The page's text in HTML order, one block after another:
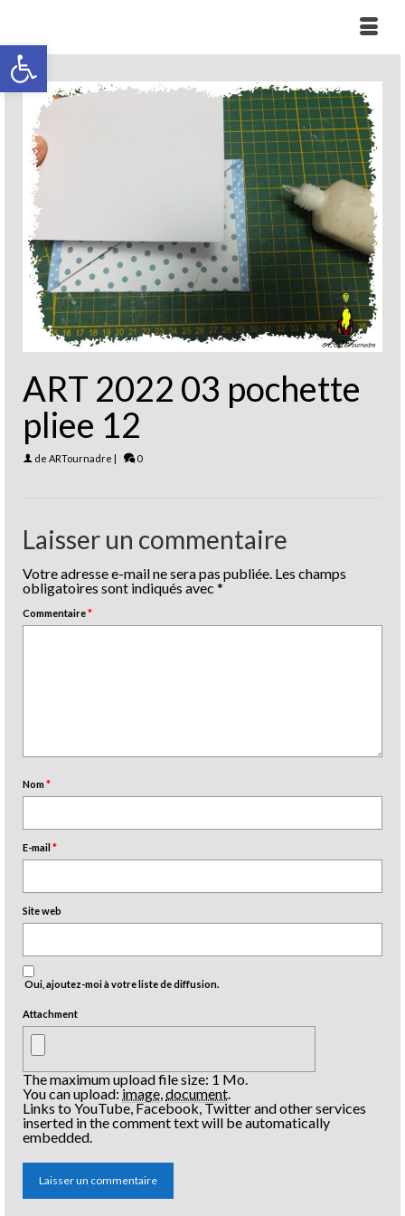
Ouvrir la barre d’outils
ART 2022 03 pochette
pliee 12
de ARTournadre | 0
Laisser un commentaire
Votre adresse e-mail ne sera pas publiée. Les champs
obligatoires sont indiqués avec *
Commentaire*
Nom*
E-mail*
Site web
Oui, ajoutez-moi à votre liste de diffusion.
Attachment
The maximum upload file size: 1 Mo.
You can upload:image document
Links to YouTube, Facebook, Twitter and other services
inserted in the comment text will be automatically
embedded.